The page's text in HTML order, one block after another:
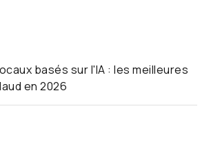
basés sur l'IA : les meilleures
en 2026